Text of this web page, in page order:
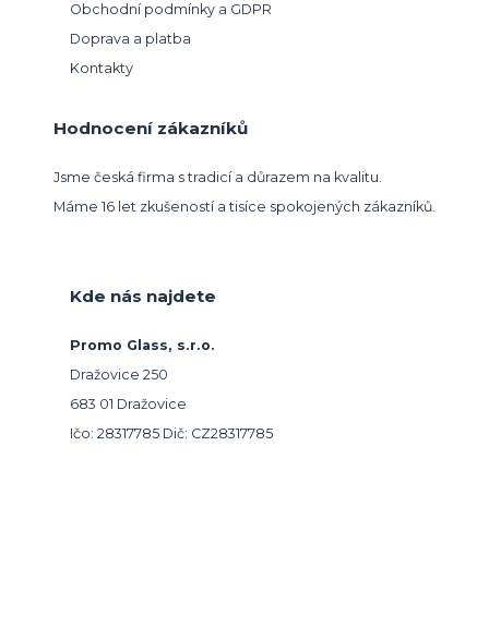
Obchodní podmínky a GDPR
Doprava a platba
Kontakty
Hodnocení zákazníků
Jsme česká firma s tradicí a důrazem na kvalitu.
Máme 16 let zkušeností a tisíce spokojených zákazníků.
Kde nás najdete
Promo Glass, s.r.o.
Dražovice 250
683 01 Dražovice
Ičo: 28317785 Dič: CZ28317785